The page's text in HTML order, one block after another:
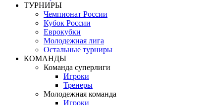
ТУРНИРЫ
Чемпионат России
Кубок России
Еврокубки
Молодежная лига
Остальные турниры
КОМАНДЫ
Команда суперлиги
Игроки
Тренеры
Молодежная команда
Игроки